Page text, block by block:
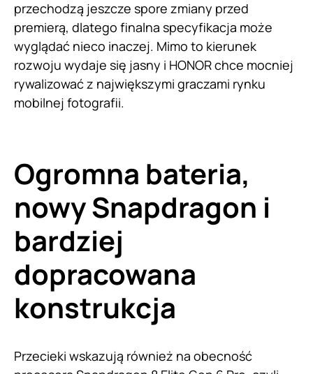
przechodzą jeszcze spore zmiany przed
premierą, dlatego finalna specyfikacja może
wyglądać nieco inaczej. Mimo to kierunek
rozwoju wydaje się jasny i HONOR chce mocniej
rywalizować z największymi graczami rynku
mobilnej fotografii.
Ogromna bateria,
nowy Snapdragon i
bardziej
dopracowana
konstrukcja
Przecieki wskazują również na obecność